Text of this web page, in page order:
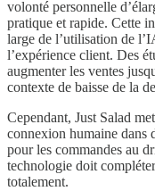
volonté personnelle
pratique et rapide. Cette
large de l’utilisation de
l’expérience client. Des
augmenter les ventes
contexte de baisse de la
Cependant, Just Salad
connexion humaine dans
pour les commandes au
technologie doit
totalement.